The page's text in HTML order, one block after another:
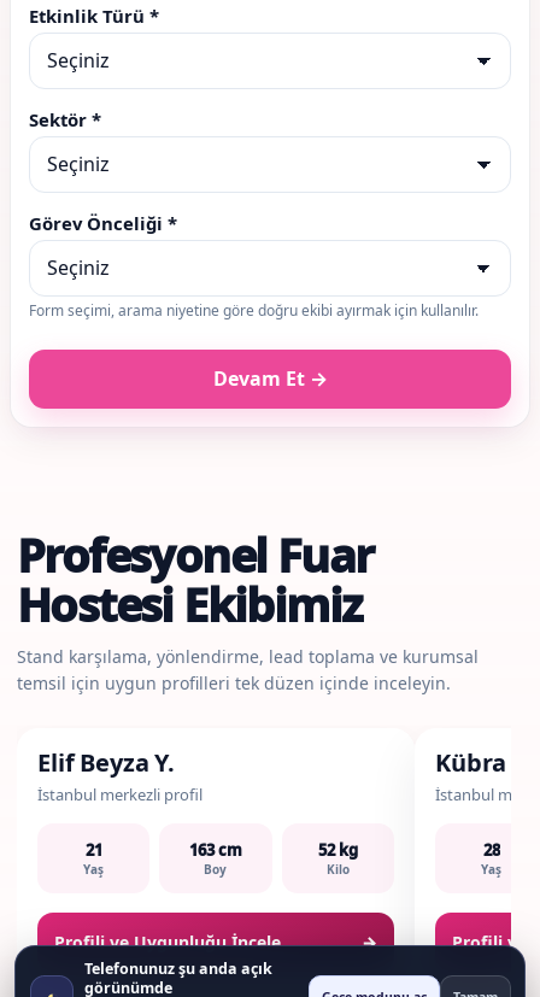
Etkinlik Türü *
Sektör *
Görev Önceliği *
Form seçimi, arama niyetine göre doğru ekibi ayırmak için kullanılır.
Devam Et →
Profesyonel Fuar
Hostesi Ekibimiz
Stand karşılama, yönlendirme, lead toplama ve kurumsal
temsil için uygun profilleri tek düzen içinde inceleyin.
Fuar & Stand Hostesi
Elif Beyza Y.
İstanbul merkezli profil
21
Yaş
163 cm
Boy
52 kg
Kilo
Profili ve Uygunluğu İncele →
Fuar & Stand
Kübra
İstanbul
28
Yaş
Profili ve
Telefonunuz şu anda açık
görünümde